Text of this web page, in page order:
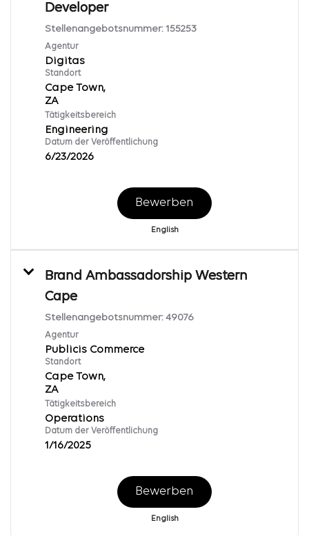
Developer
Stellenangebotsnummer: 155253
Agentur
Digitas
Standort
Cape Town,
Tätigkeitsbereich
Engineering
Datum der Veröffentlichung
6/23/2026
Bewerben
English
Brand Ambassadorship Western
Cape
Stellenangebotsnummer: 49076
Agentur
Publicis Commerce
Standort
Cape Town,
Tätigkeitsbereich
Operations
Datum der Veröffentlichung
1/16/2025
Bewerben
English